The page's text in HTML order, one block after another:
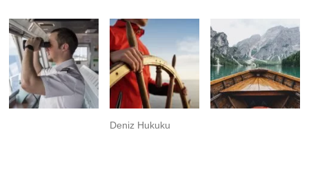
Deniz Hukuku